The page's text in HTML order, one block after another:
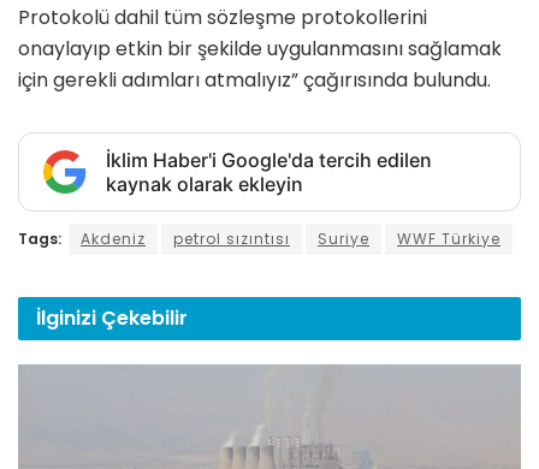
Protokolü dahil tüm sözleşme protokollerini
onaylayıp etkin bir şekilde uygulanmasını sağlamak
için gerekli adımları atmalıyız” çağırısında bulundu.
İklim Haber'i Google'da tercih edilen
kaynak olarak ekleyin
Tags: Akdeniz petrol sızıntısı Suriye WWF Türkiye
İlginizi Çekebilir